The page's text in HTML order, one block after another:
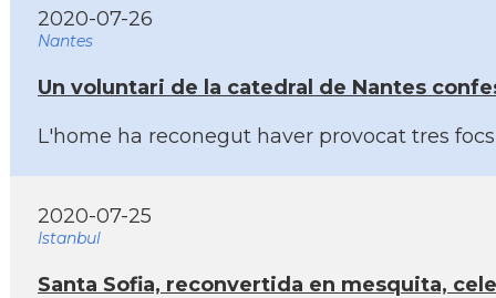
2020-07-26
Nantes
Un voluntari de la catedral de Nantes
L'home ha reconegut haver provocat tres
2020-07-25
Istanbul
Santa Sofia, reconvertida en mesquita,